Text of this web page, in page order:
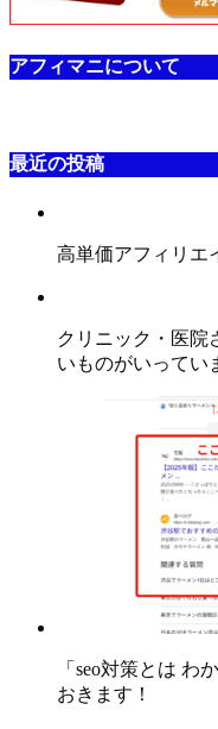
アフィマニについて
最近の投稿
高単価アフィリエ
クリニック・医院
いものがいってい
「seo対策とは わ
おきます！